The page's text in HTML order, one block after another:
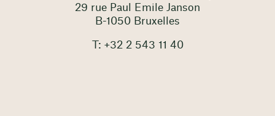
29 rue Paul Emile Janson
B-1050 Bruxelles
T: +32 2 543 11 40